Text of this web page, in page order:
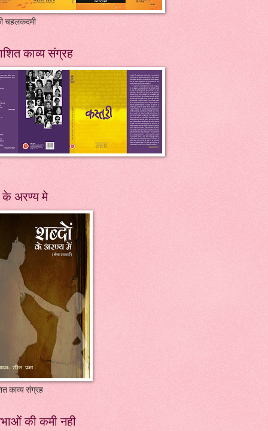
चहलकदमी
काव्य संग्रह
के अरण्य मे
काव्य संग्रह
की कमी नही